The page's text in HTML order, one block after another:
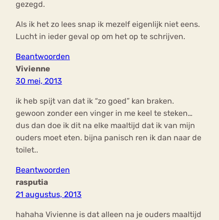
gezegd.
Als ik het zo lees snap ik mezelf eigenlijk niet eens.
Lucht in ieder geval op om het op te schrijven.
Beantwoorden
Vivienne
30 mei, 2013
ik heb spijt van dat ik “zo goed” kan braken.
gewoon zonder een vinger in me keel te steken…
dus dan doe ik dit na elke maaltijd dat ik van mijn
ouders moet eten. bijna panisch ren ik dan naar de
toilet..
Beantwoorden
rasputia
21 augustus, 2013
hahaha Vivienne is dat alleen na je ouders maaltijd